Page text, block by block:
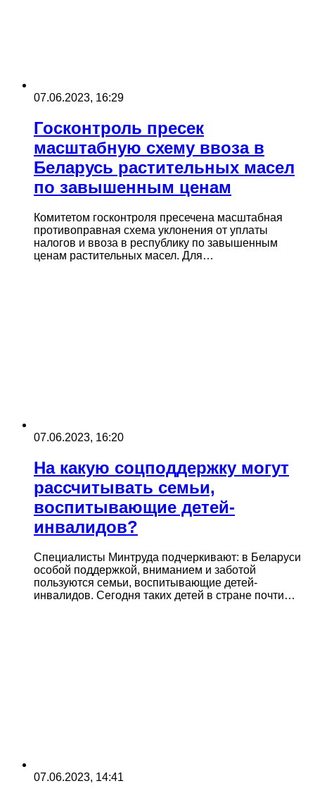
07.06.2023, 16:29
Госконтроль пресек
масштабную схему ввоза в
Беларусь растительных масел
по завышенным ценам
Комитетом госконтроля пресечена масштабная
противоправная схема уклонения от уплаты
налогов и ввоза в республику по завышенным
ценам растительных масел. Для…
07.06.2023, 16:20
На какую соцподдержку могут
рассчитывать семьи,
воспитывающие детей-
инвалидов?
Специалисты Минтруда подчеркивают: в Беларуси
особой поддержкой, вниманием и заботой
пользуются семьи, воспитывающие детей-
инвалидов. Сегодня таких детей в стране почти…
07.06.2023, 14:41